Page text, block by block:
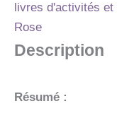
livres d'activités
Rose
Description
Résumé :